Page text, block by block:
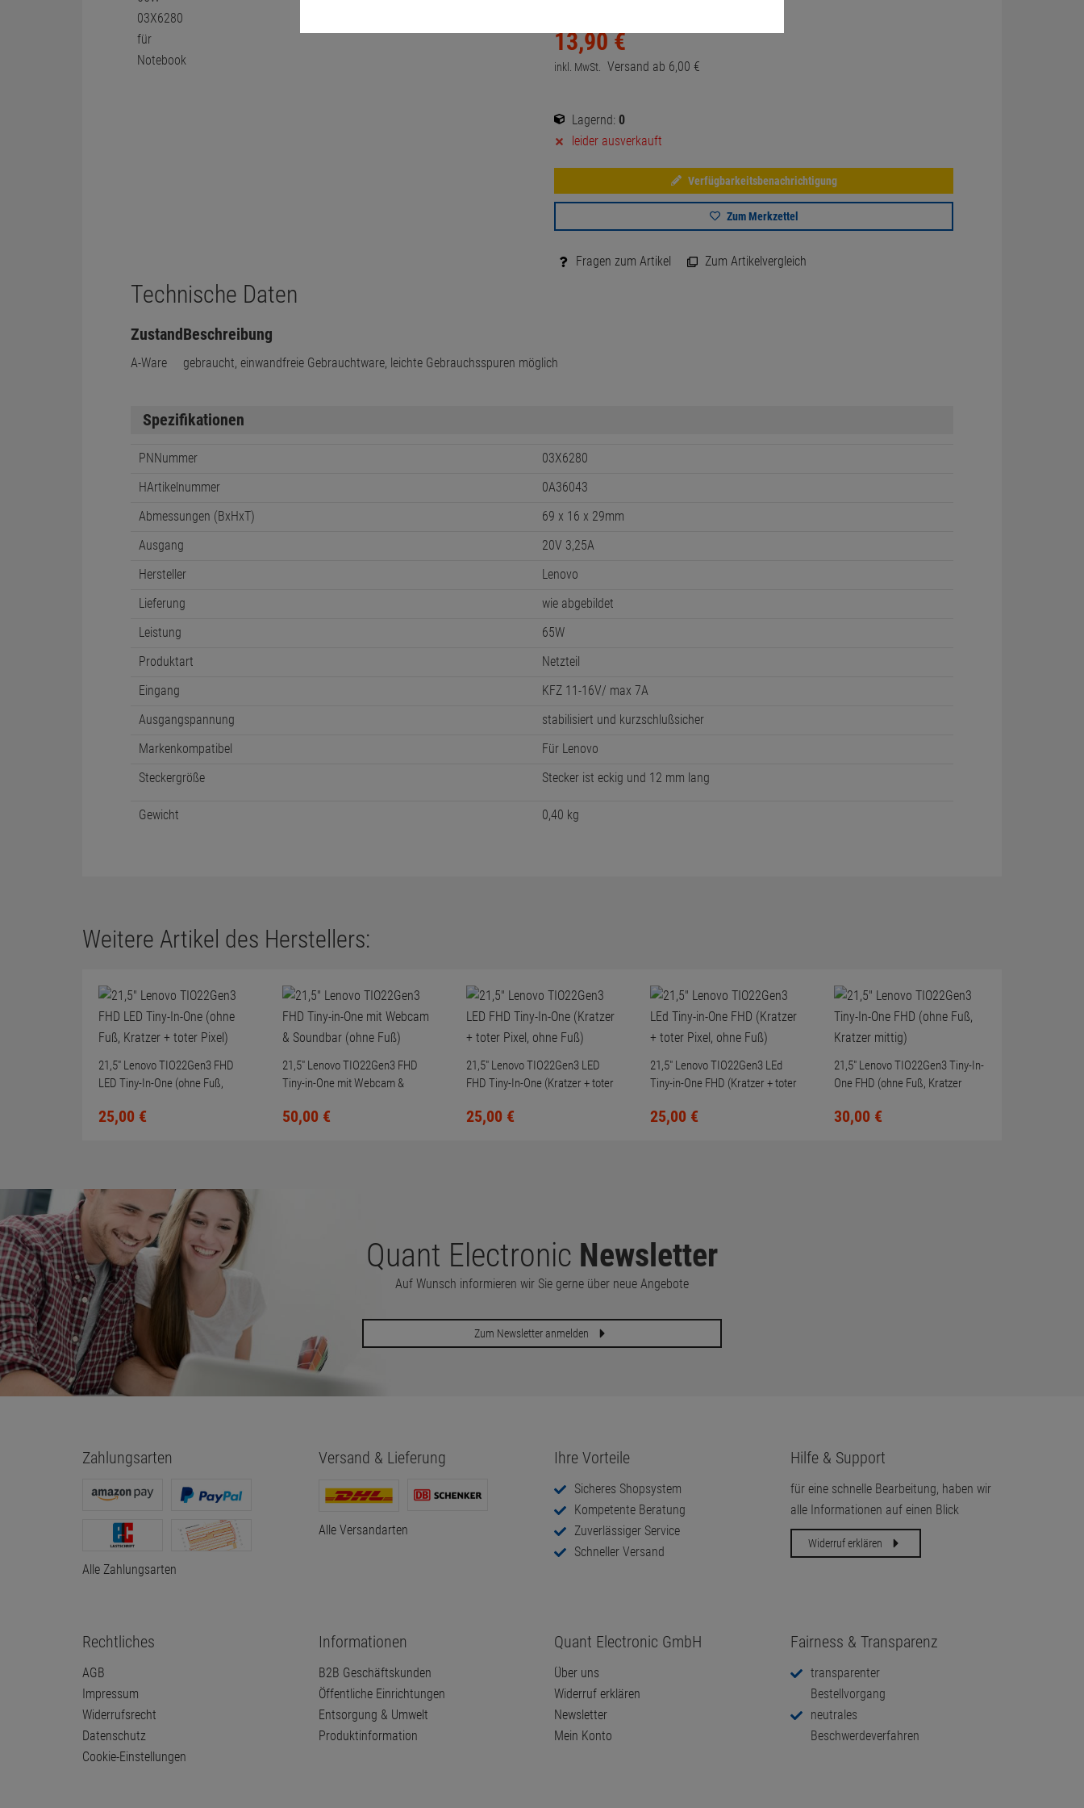
13,90 €
inkl. MwSt. Versand ab 6,00 €
Lagernd: 0
leider ausverkauft
Verfügbarkeitsbenachrichtigung
Zum Merkzettel
Fragen zum Artikel Zum Artikelvergleich
Technische Daten
Zustand
A-Ware
Beschreibung
gebraucht, einwandfreie Gebrauchtware, leichte Gebrauchsspuren möglich
Spezifikationen
PNNummer
03X6280
HArtikelnummer
0A36043
Abmessungen (BxHxT)
69 x 16 x 29mm
Ausgang
20V 3,25A
Hersteller
Lenovo
Lieferung
wie abgebildet
Leistung
65W
Produktart
Netzteil
Eingang
KFZ 11-16V/ max 7A
Ausgangspannung
stabilisiert und kurzschlußsicher
Markenkompatibel
Für Lenovo
Steckergröße
Stecker ist eckig und 12 mm lang
Gewicht 0,40 kg
Weitere Artikel des Herstellers:
21,5" Lenovo TIO22Gen3 FHD
LED Tiny-In-One (ohne Fuß,
25,00 €
21,5" Lenovo TIO22Gen3 FHD
Tiny-in-One mit Webcam &
50,00 €
21,5" Lenovo TIO22Gen3 LED
FHD Tiny-In-One (Kratzer + toter
25,00 €
21,5" Lenovo TIO22Gen3 LEd
Tiny-in-One FHD (Kratzer + toter
25,00 €
21,5" Lenovo TIO22Gen3 Tiny-In-
One FHD (ohne Fuß, Kratzer
30,00 €
Quant Electronic Newsletter
Auf Wunsch informieren wir Sie gerne über neue Angebote
Zum Newsletter anmelden
Zahlungsarten
Alle Zahlungsarten
Versand & Lieferung
Alle Versandarten
Ihre Vorteile
Sicheres Shopsystem
Kompetente Beratung
Zuverlässiger Service
Schneller Versand
Hilfe & Support
für eine schnelle Bearbeitung, haben wir
alle Informationen auf einen Blick
Widerruf erklären
Rechtliches
AGB
Impressum
Widerrufsrecht
Datenschutz
Cookie-Einstellungen
Informationen
B2B Geschäftskunden
Öffentliche Einrichtungen
Entsorgung & Umwelt
Produktinformation
Quant Electronic GmbH
Über uns
Widerruf erklären
Newsletter
Mein Konto
Fairness & Transparenz
transparenter
Bestellvorgang
neutrales
Beschwerdeverfahren